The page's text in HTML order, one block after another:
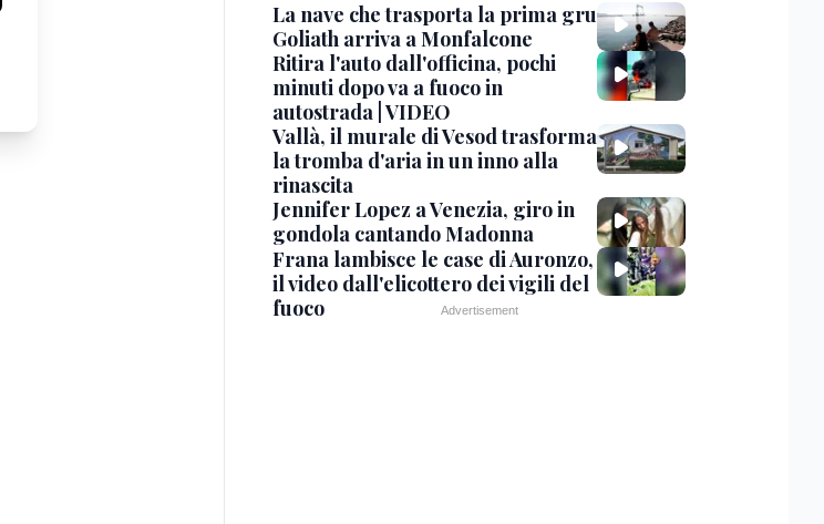
La nave che trasporta la prima gru
Goliath arriva a Monfalcone
Ritira l'auto dall'officina, pochi
minuti dopo va a fuoco in
autostrada | VIDEO
Vallà, il murale di Vesod trasforma
la tromba d'aria in un inno alla
rinascita
Jennifer Lopez a Venezia, giro in
gondola cantando Madonna
Frana lambisce le case di Auronzo,
il video dall'elicottero dei vigili del
fuoco